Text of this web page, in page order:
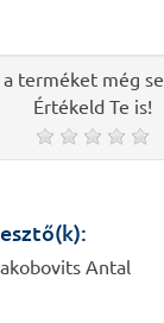
a terméket még
Értékeld Te is!
Antal